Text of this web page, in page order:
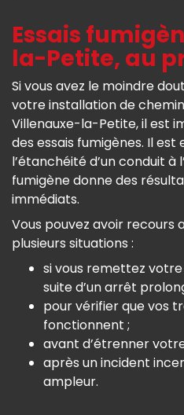
Essais
la-Petite, au
Si vous avez le moindre
votre installation de
Villenauxe-la-Petite, il est
des essais fumigènes. Il
l’étanchéité d’un conduit
fumigène donne des
immédiats.
Vous pouvez avoir recours
plusieurs situations :
si vous remettez
suite d’un arrêt
pour vérifier que vos
fonctionnent ;
avant d’étrenner
après un incident
ampleur.